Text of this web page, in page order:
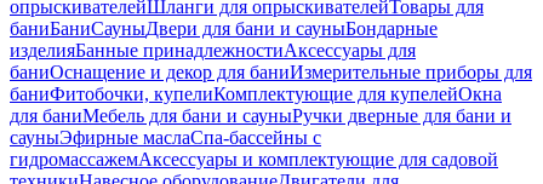
опрыскивателейШланги для опрыскивателейТовары для
баниБаниСауныДвери для бани и сауныБондарные
изделияБанные принадлежностиАксессуары для
баниОснащение и декор для баниИзмерительные приборы для
баниФитобочки, купелиКомплектующие для купелейОкна
для баниМебель для бани и сауныРучки дверные для бани и
сауныЭфирные маслаСпа-бассейны с
гидромассажемАксессуары и комплектующие для садовой